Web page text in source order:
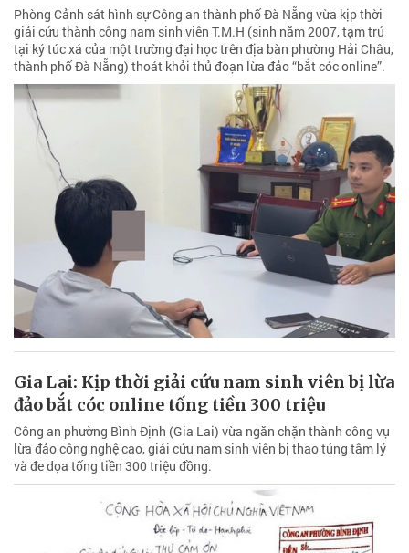
Phòng Cảnh sát hình sự Công an thành phố Đà Nẵng vừa kịp thời
giải cứu thành công nam sinh viên T.M.H (sinh năm 2007, tạm trú
tại ký túc xá của một trường đại học trên địa bàn phường Hải Châu,
thành phố Đà Nẵng) thoát khỏi thủ đoạn lừa đảo “bắt cóc online”.
Gia Lai: Kịp thời giải cứu nam sinh viên bị lừa
đảo bắt cóc online tống tiền 300 triệu
Công an phường Bình Định (Gia Lai) vừa ngăn chặn thành công vụ
lừa đảo công nghệ cao, giải cứu nam sinh viên bị thao túng tâm lý
và đe dọa tống tiền 300 triệu đồng.